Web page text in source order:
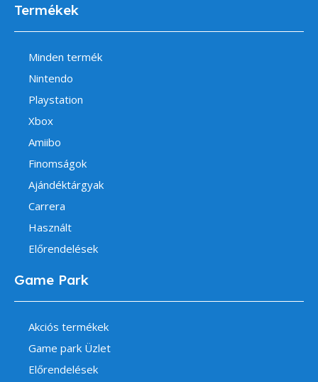
Termékek
Minden termék
Nintendo
Playstation
Xbox
Amiibo
Finomságok
Ajándéktárgyak
Carrera
Használt
Előrendelések
Game Park
Akciós termékek
Game park Üzlet
Előrendelések